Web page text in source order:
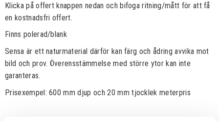
Klicka på offert knappen nedan och bifoga ritning/mått för att få
en kostnadsfri offert.
Finns polerad/blank
Sensa är ett naturmaterial därför kan färg och ådring avvika mot
bild och prov. Överensstämmelse med större ytor kan inte
garanteras.
Prisexempel: 600 mm djup och 20 mm tjocklek meterpris